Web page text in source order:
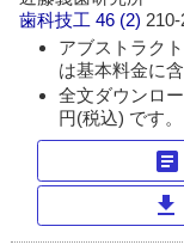
歯科技工 46 (2)
アブストラク
は基本料金に含
全文ダウンロ
円(税込) です。
article
download